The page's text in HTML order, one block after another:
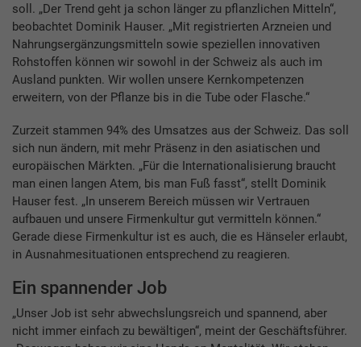
soll. „Der Trend geht ja schon länger zu pflanzlichen Mitteln“,
beobachtet Dominik Hauser. „Mit registrierten Arzneien und
Nahrungsergänzungsmitteln sowie speziellen innovativen
Rohstoffen können wir sowohl in der Schweiz als auch im
Ausland punkten. Wir wollen unsere Kernkompetenzen
erweitern, von der Pflanze bis in die Tube oder Flasche.“
Zurzeit stammen 94% des Umsatzes aus der Schweiz. Das soll
sich nun ändern, mit mehr Präsenz in den asiatischen und
europäischen Märkten. „Für die Internationalisierung braucht
man einen langen Atem, bis man Fuß fasst“, stellt Dominik
Hauser fest. „In unserem Bereich müssen wir Vertrauen
aufbauen und unsere Firmenkultur gut vermitteln können.“
Gerade diese Firmenkultur ist es auch, die es Hänseler erlaubt,
in Ausnahmesituationen entsprechend zu reagieren.
Ein spannender Job
„Unser Job ist sehr abwechslungsreich und spannend, aber
nicht immer einfach zu bewältigen“, meint der Geschäftsführer.